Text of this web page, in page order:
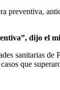
preventiva,
dijo el
sanitarias de
que